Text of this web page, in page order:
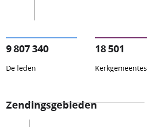
9 807 340
De leden
18 501
Kerkgemeentes
Zendingsgebieden